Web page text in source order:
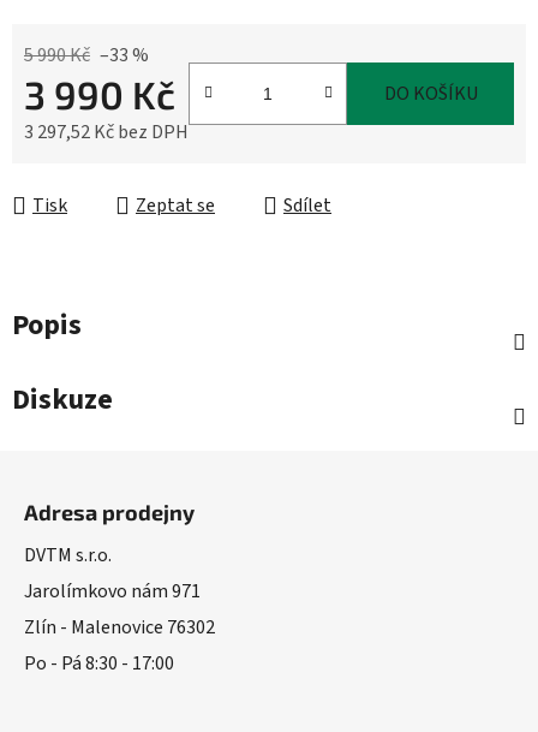
5 990 Kč –33 %
3 990 Kč
3 297,52 Kč bez DPH
DO KOŠÍKU
Tisk Zeptat se Sdílet
Popis
Diskuze
Adresa prodejny
DVTM s.r.o.
Jarolímkovo nám 971
Zlín - Malenovice 76302
Po - Pá 8:30 - 17:00